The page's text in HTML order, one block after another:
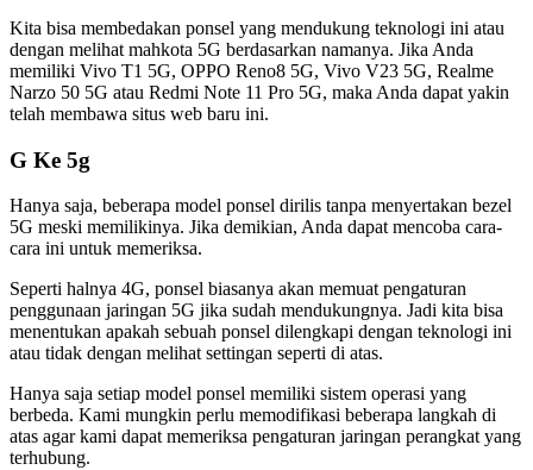
Kita bisa membedakan ponsel yang mendukung teknologi ini atau
dengan melihat mahkota 5G berdasarkan namanya. Jika Anda
memiliki Vivo T1 5G, OPPO Reno8 5G, Vivo V23 5G, Realme
Narzo 50 5G atau Redmi Note 11 Pro 5G, maka Anda dapat yakin
telah membawa situs web baru ini.
G Ke 5g
Hanya saja, beberapa model ponsel dirilis tanpa menyertakan bezel
5G meski memilikinya. Jika demikian, Anda dapat mencoba cara-
cara ini untuk memeriksa.
Seperti halnya 4G, ponsel biasanya akan memuat pengaturan
penggunaan jaringan 5G jika sudah mendukungnya. Jadi kita bisa
menentukan apakah sebuah ponsel dilengkapi dengan teknologi ini
atau tidak dengan melihat settingan seperti di atas.
Hanya saja setiap model ponsel memiliki sistem operasi yang
berbeda. Kami mungkin perlu memodifikasi beberapa langkah di
atas agar kami dapat memeriksa pengaturan jaringan perangkat yang
terhubung.